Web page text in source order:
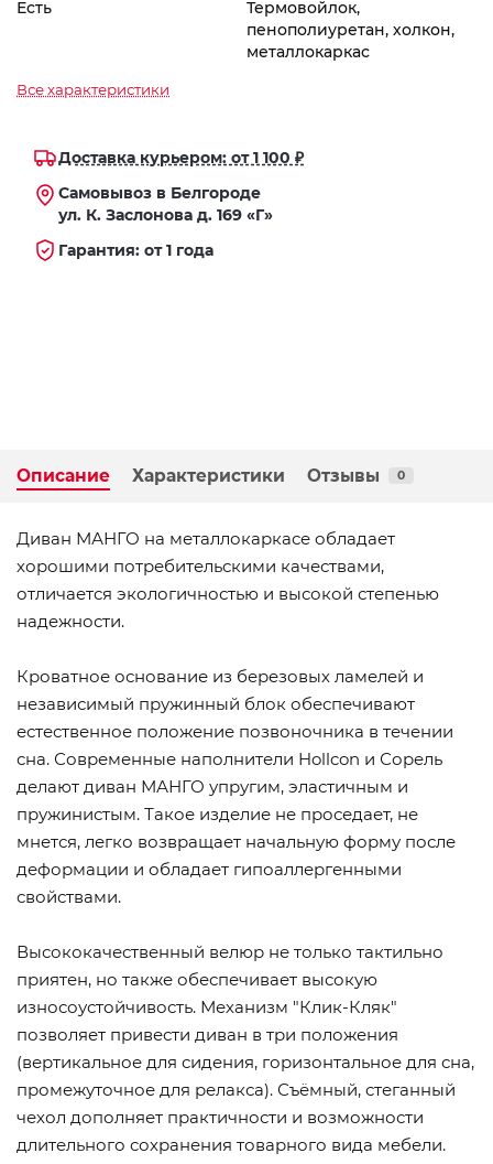
Есть
Термовойлок,
пенополиуретан, холкон,
металлокаркас
Все характеристики
Доставка курьером: от 1 100 ₽
Самовывоз в Белгороде
ул. К. Заслонова д. 169 «Г»
Гарантия: от 1 года
Описание Характеристики Отзывы 0
Диван МАНГО на металлокаркасе обладает
хорошими потребительскими качествами,
отличается экологичностью и высокой степенью
надежности.
Кроватное основание из березовых ламелей и
независимый пружинный блок обеспечивают
естественное положение позвоночника в течении
сна. Современные наполнители Hollcon и Сорель
делают диван МАНГО упругим, эластичным и
пружинистым. Такое изделие не проседает, не
мнется, легко возвращает начальную форму после
деформации и обладает гипоаллергенными
свойствами.
Высококачественный велюр не только тактильно
приятен, но также обеспечивает высокую
износоустойчивость. Механизм "Клик-Кляк"
позволяет привести диван в три положения
(вертикальное для сидения, горизонтальное для сна,
промежуточное для релакса). Съёмный, стеганный
чехол дополняет практичности и возможности
длительного сохранения товарного вида мебели.